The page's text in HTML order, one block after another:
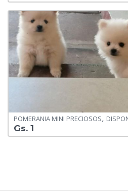
POMERANIA MINI PRECIOSOS,.
Gs. 1